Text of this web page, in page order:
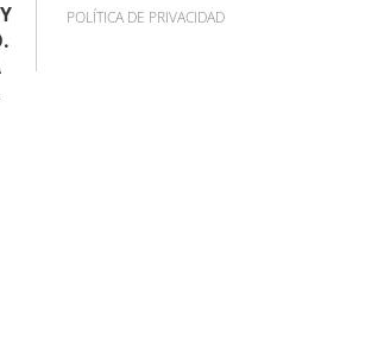
POLÍTICA DE PRIVACIDAD